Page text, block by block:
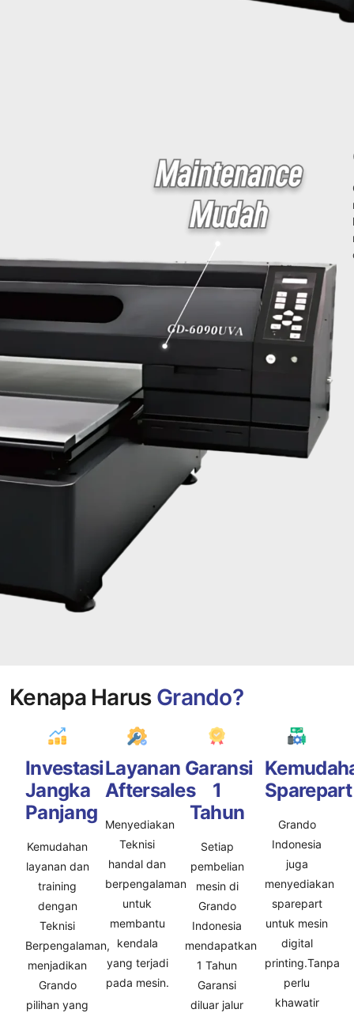
Kenapa Harus Grando?
Investasi
Jangka
Panjang
Kemudahan
layanan dan
training
dengan
Teknisi
Berpengalaman,
menjadikan
Grando
pilihan yang
Layanan
Aftersales
Menyediakan
Teknisi
handal dan
berpengalaman
untuk
membantu
kendala
yang terjadi
pada mesin.
Garansi
1
Tahun
Setiap
pembelian
mesin di
Grando
Indonesia
mendapatkan
1 Tahun
Garansi
diluar jalur
Sparepart
Grando
Indonesia
juga
menyediakan
sparepart
untuk mesin
digital
printing.Tanpa
perlu
khawatir